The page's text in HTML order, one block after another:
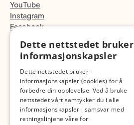
YouTube
Instagram
Facebook
TikTok
Fotopodden
Med forbehold om skrive- og lagerfeil
Dette nettstedet bruker
informasjonskapsler
Dette nettstedet bruker
informasjonskapsler (cookies) for å
forbedre din opplevelse. Ved å bruke
nettstedet vårt samtykker du i alle
informasjonskapsler i samsvar med
retningslinjene våre for